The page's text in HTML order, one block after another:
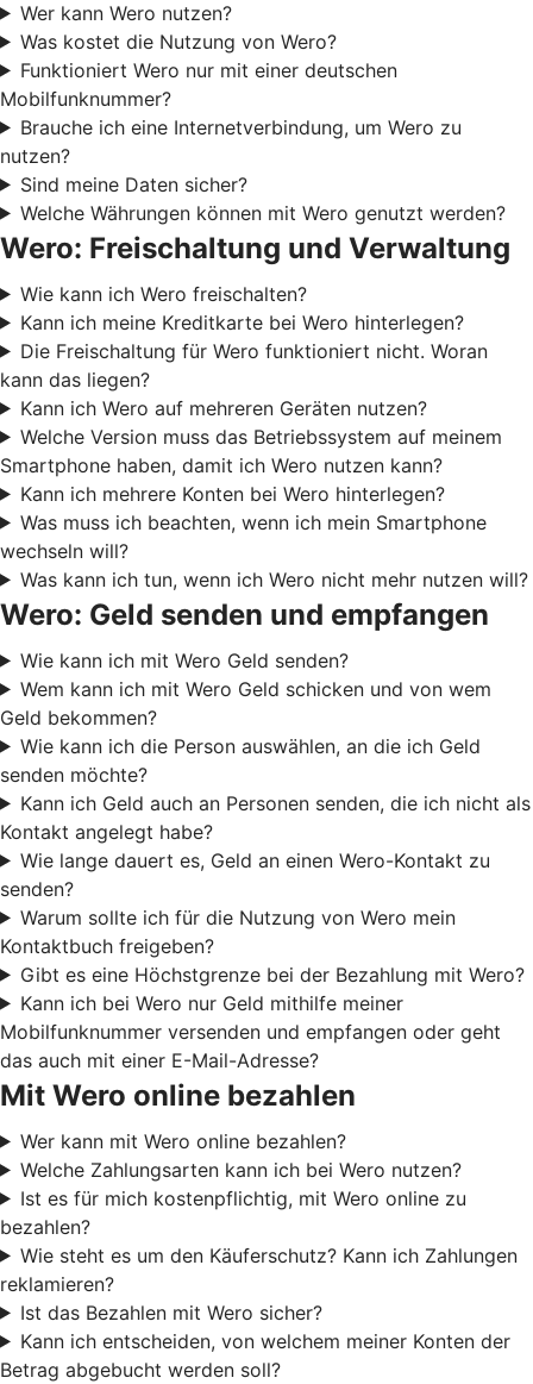
Wer kann Wero nutzen?
Was kostet die Nutzung von Wero?
Funktioniert Wero nur mit einer deutschen
Mobilfunknummer?
Brauche ich eine Internetverbindung, um Wero zu
nutzen?
Sind meine Daten sicher?
Welche Währungen können mit Wero genutzt werden?
Wero: Freischaltung und Verwaltung
Wie kann ich Wero freischalten?
Kann ich meine Kreditkarte bei Wero hinterlegen?
Die Freischaltung für Wero funktioniert nicht. Woran
kann das liegen?
Kann ich Wero auf mehreren Geräten nutzen?
Welche Version muss das Betriebssystem auf meinem
Smartphone haben, damit ich Wero nutzen kann?
Kann ich mehrere Konten bei Wero hinterlegen?
Was muss ich beachten, wenn ich mein Smartphone
wechseln will?
Was kann ich tun, wenn ich Wero nicht mehr nutzen will?
Wero: Geld senden und empfangen
Wie kann ich mit Wero Geld senden?
Wem kann ich mit Wero Geld schicken und von wem
Geld bekommen?
Wie kann ich die Person auswählen, an die ich Geld
senden möchte?
Kann ich Geld auch an Personen senden, die ich nicht als
Kontakt angelegt habe?
Wie lange dauert es, Geld an einen Wero-Kontakt zu
senden?
Warum sollte ich für die Nutzung von Wero mein
Kontaktbuch freigeben?
Gibt es eine Höchstgrenze bei der Bezahlung mit Wero?
Kann ich bei Wero nur Geld mithilfe meiner
Mobilfunknummer versenden und empfangen oder geht
das auch mit einer E-Mail-Adresse?
Mit Wero online bezahlen
Wer kann mit Wero online bezahlen?
Welche Zahlungsarten kann ich bei Wero nutzen?
Ist es für mich kostenpflichtig, mit Wero online zu
bezahlen?
Wie steht es um den Käuferschutz? Kann ich Zahlungen
reklamieren?
Ist das Bezahlen mit Wero sicher?
Kann ich entscheiden, von welchem meiner Konten der
Betrag abgebucht werden soll?